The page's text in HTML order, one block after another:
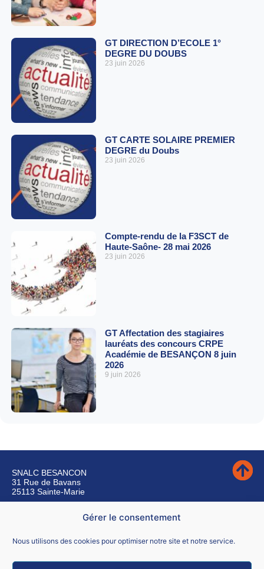
Gérer le consentement
Nous utilisons des cookies pour optimiser notre site et notre service.
GT DIRECTION D’ECOLE 1°
DEGRE DU DOUBS
23 juin 2026
GT CARTE SOLAIRE PREMIER
DEGRE du Doubs
23 juin 2026
Compte-rendu de la F3SCT de
Haute-Saône- 28 mai 2026
23 juin 2026
GT Affectation des stagiaires
lauréats des concours CRPE
Académie de BESANÇON 8 juin
2026
9 juin 2026
SNALC BESANCON
31 Rue de Bavans
25113 Sainte-Marie